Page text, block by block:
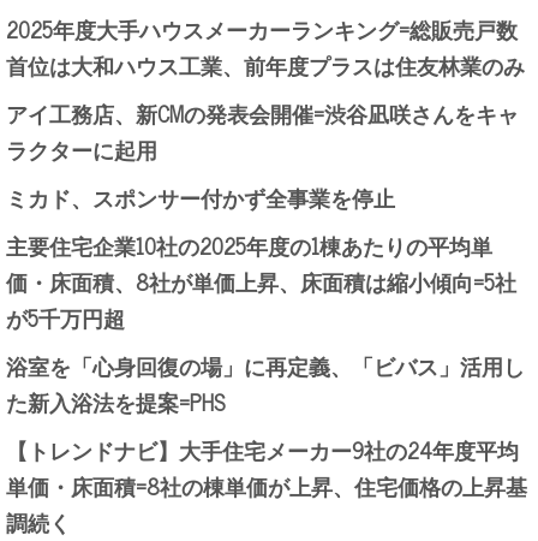
2025年度大手ハウスメーカーランキング=総販売戸数
首位は大和ハウス工業、前年度プラスは住友林業のみ
アイ工務店、新CMの発表会開催=渋谷凪咲さんをキャ
ラクターに起用
ミカド、スポンサー付かず全事業を停止
主要住宅企業10社の2025年度の1棟あたりの平均単
価・床面積、8社が単価上昇、床面積は縮小傾向=5社
が5千万円超
浴室を「心身回復の場」に再定義、「ビバス」活用し
た新入浴法を提案=PHS
【トレンドナビ】大手住宅メーカー9社の24年度平均
単価・床面積=8社の棟単価が上昇、住宅価格の上昇基
調続く